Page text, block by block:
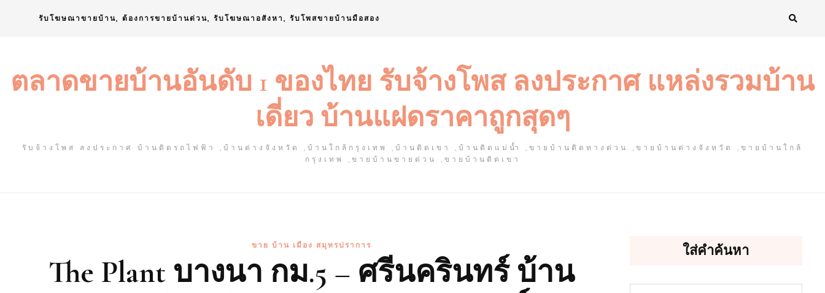
รับโฆษณาขายบ้าน, ต้องการขายบ้านด่วน, รับโฆษณาอสังหา, รับโพสขายบ้านมือสอง
ตลาดขายบ้านอันดับ 1 ของไทย รับจ้างโพส ลงประกาศ แหล่งรวมบ้าน
เดี่ยว บ้านแฝดราคาถูกสุดๆ
รับจ้างโพส ลงประกาศ บ้านติดรถไฟฟ้า ,บ้านต่างจังหวัด ,บ้านใกล้กรุงเทพ ,บ้านติดเขา ,บ้านติดแม่น้ำ ,ขายบ้านติดทางด่วน ,ขายบ้านต่างจังหวัด ,ขายบ้านใกล้
กรุงเทพ ,ขายบ้านขายด่วน ,ขายบ้านติดเขา
ขาย บ้าน เมือง สมุทรปราการ
The Plant บางนา กม.5 – ศรีนครินทร์ บ้าน
ใส่คำค้นหา